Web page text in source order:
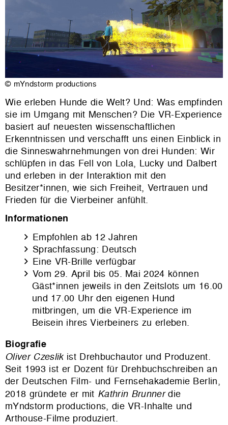
© mYndstorm productions
Wie erleben Hunde die Welt? Und: Was empfinden
sie im Umgang mit Menschen? Die VR-Experience
basiert auf neuesten wissenschaftlichen
Erkenntnissen und verschafft uns einen Einblick in
die Sinneswahrnehmungen von drei Hunden: Wir
schlüpfen in das Fell von Lola, Lucky und Dalbert
und erleben in der Interaktion mit den
Besitzer*innen, wie sich Freiheit, Vertrauen und
Frieden für die Vierbeiner anfühlt.
Informationen
Empfohlen ab 12 Jahren
Sprachfassung: Deutsch
Eine VR-Brille verfügbar
Vom 29. April bis 05. Mai 2024 können
Gäst*innen jeweils in den Zeitslots um 16.00
und 17.00 Uhr den eigenen Hund
mitbringen, um die VR-Experience im
Beisein ihres Vierbeiners zu erleben.
Biografie
Oliver Czeslikist Drehbuchautor und Produzent.
Seit 1993 ist er Dozent für Drehbuchschreiben an
der Deutschen Film- und Fernsehakademie Berlin,
2018 gründete er mit Kathrin Brunnerdie
mYndstorm productions, die VR-Inhalte und
Arthouse-Filme produziert.